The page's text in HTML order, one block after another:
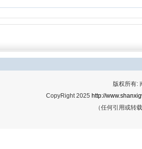
版权所有:
CopyRight 2025 http://
（任何引用或转